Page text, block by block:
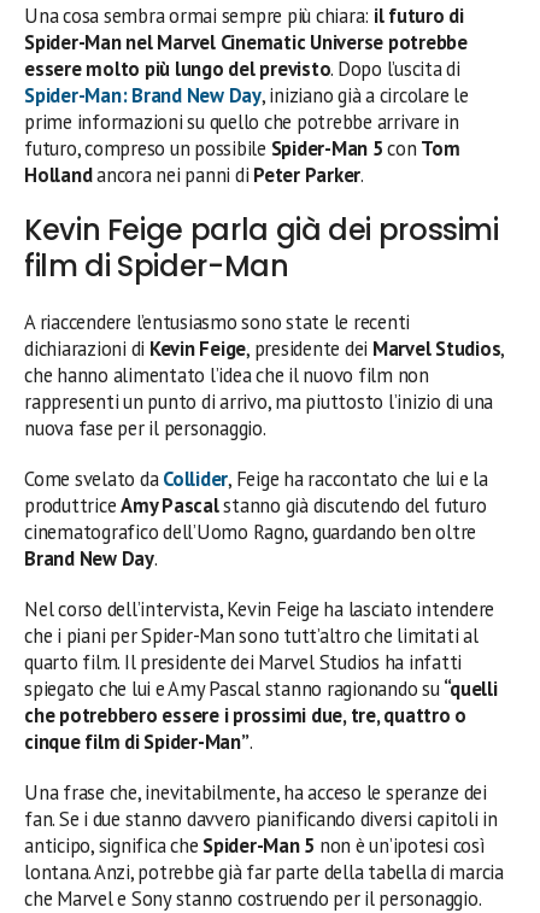
Una cosa sembra ormai sempre più chiara: il futuro di
Spider-Man nel Marvel Cinematic Universe potrebbe
essere molto più lungo del previsto. Dopo l’uscita di
Spider-Man: Brand New Day, iniziano già a circolare le
prime informazioni su quello che potrebbe arrivare in
futuro, compreso un possibile Spider-Man 5con Tom
Hollandancora nei panni di Peter Parker.
Kevin Feige parla già dei prossimi
film di Spider-Man
A riaccendere l’entusiasmo sono state le recenti
dichiarazioni di Kevin Feige, presidente dei Marvel Studios,
che hanno alimentato l’idea che il nuovo film non
rappresenti un punto di arrivo, ma piuttosto l’inizio di una
nuova fase per il personaggio.
Come svelato daCollider, Feige ha raccontato che lui e la
produttriceAmy Pascalstanno già discutendo del futuro
cinematografico dell’Uomo Ragno, guardando ben oltre
Brand New Day.
Nel corso dell’intervista, Kevin Feige ha lasciato intendere
che i piani per Spider-Man sono tutt’altro che limitati al
quarto film. Il presidente dei Marvel Studios ha infatti
spiegato che lui e Amy Pascal stanno ragionando su“quelli
che potrebbero essere i prossimi due, tre, quattro o
cinque film di Spider-Man”.
Una frase che, inevitabilmente, ha acceso le speranze dei
fan. Se i due stanno davvero pianificando diversi capitoli in
anticipo, significa che Spider-Man 5 non è un’ipotesi così
lontana. Anzi, potrebbe già far parte della tabella di marcia
che Marvel e Sony stanno costruendo per il personaggio.